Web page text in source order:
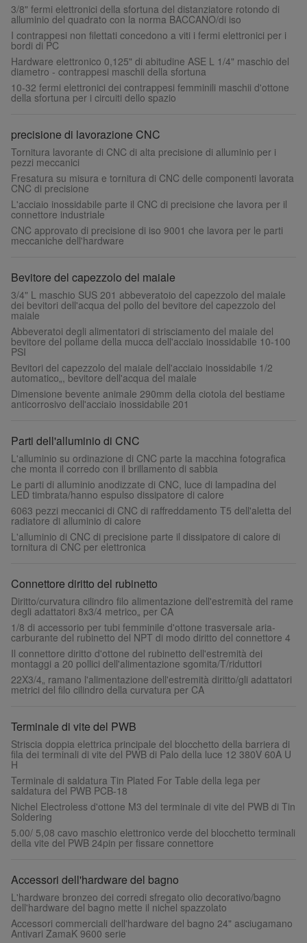
3/8" fermi elettronici della sfortuna del distanziatore rotondo di
alluminio del quadrato con la norma BACCANO/di iso
I contrappesi non filettati concedono a viti i fermi elettronici per i
bordi di PC
Hardware elettronico 0,125" di abitudine ASE L 1/4" maschio del
diametro - contrappesi maschii della sfortuna
10-32 fermi elettronici dei contrappesi femminili maschii d'ottone
della sfortuna per i circuiti dello spazio
precisione di lavorazione CNC
Tornitura lavorante di CNC di alta precisione di alluminio per i
pezzi meccanici
Fresatura su misura e tornitura di CNC delle componenti lavorata
CNC di precisione
L'acciaio inossidabile parte il CNC di precisione che lavora per il
connettore industriale
CNC approvato di precisione di iso 9001 che lavora per le parti
meccaniche dell'hardware
Bevitore del capezzolo del maiale
3/4" L maschio SUS 201 abbeveratoio del capezzolo del maiale
dei bevitori dell'acqua del pollo del bevitore del capezzolo del
maiale
Abbeveratoi degli alimentatori di strisciamento del maiale del
bevitore del pollame della mucca dell'acciaio inossidabile 10-100
PSI
Bevitori del capezzolo del maiale dell'acciaio inossidabile 1/2
automatico„, bevitore dell'acqua del maiale
Dimensione bevente animale 290mm della ciotola del bestiame
anticorrosivo dell'acciaio inossidabile 201
Parti dell'alluminio di CNC
L'alluminio su ordinazione di CNC parte la macchina fotografica
che monta il corredo con il brillamento di sabbia
Le parti di alluminio anodizzate di CNC, luce di lampadina del
LED timbrata/hanno espulso dissipatore di calore
6063 pezzi meccanici di CNC di raffreddamento T5 dell'aletta del
radiatore di alluminio di calore
L'alluminio di CNC di precisione parte il dissipatore di calore di
tornitura di CNC per elettronica
Connettore diritto del rubinetto
Diritto/curvatura cilindro filo alimentazione dell'estremità del rame
degli adattatori 8x3/4 metrico„ per CA
1/8 di accessorio per tubi femminile d'ottone trasversale aria-
carburante del rubinetto del NPT di modo diritto del connettore 4
Il connettore diritto d'ottone del rubinetto dell'estremità dei
montaggi a 20 pollici dell'alimentazione sgomita/T/riduttori
22X3/4„ ramano l'alimentazione dell'estremità diritto/gli adattatori
metrici del filo cilindro della curvatura per CA
Terminale di vite del PWB
Striscia doppia elettrica principale del blocchetto della barriera di
fila dei terminali di vite del PWB di Palo della luce 12 380V 60A U
H
Terminale di saldatura Tin Plated For Table della lega per
saldatura del PWB PCB-18
Nichel Electroless d'ottone M3 del terminale di vite del PWB di Tin
Soldering
5.00/ 5,08 cavo maschio elettronico verde del blocchetto terminali
della vite del PWB 24pin per fissare connettore
Accessori dell'hardware del bagno
L'hardware bronzeo dei corredi sfregato olio decorativo/bagno
dell'hardware del bagno mette il nichel spazzolato
Accessori commerciali dell'hardware del bagno 24" asciugamano
Antivari ZamaK 9600 serie